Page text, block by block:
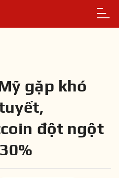
gặp khó
đột ngột